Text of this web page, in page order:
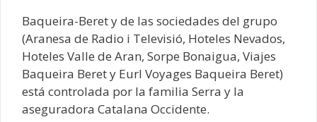
Baqueira-Beret y de las sociedades del grupo
(Aranesa de Radio i Televisió, Hoteles Nevados,
Hoteles Valle de Aran, Sorpe Bonaigua, Viajes
Baqueira Beret y Eurl Voyages Baqueira Beret)
está controlada por la familia Serra y la
aseguradora Catalana Occidente.